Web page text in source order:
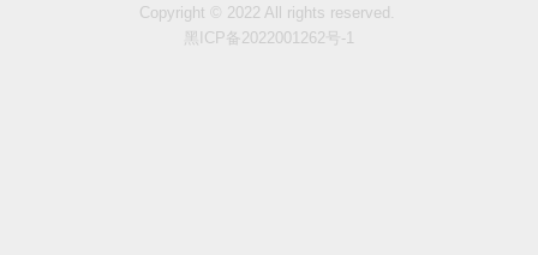
Copyright © 2022 All rights reserved.
黑ICP备2022001262号-1